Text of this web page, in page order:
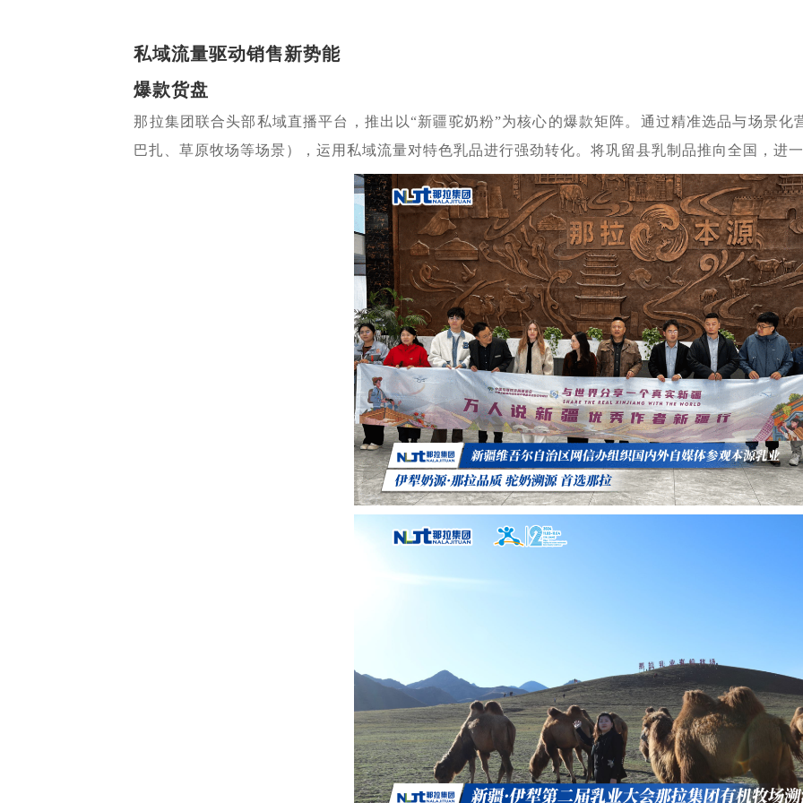
私域流量驱动销售新势能
爆款货盘
那拉集团联合头部私域直播平台，推出以“新疆驼奶粉”为核心的爆款矩阵。通过精准选品与场景
巴扎、草原牧场等场景），运用私域流量对特色乳品进行强劲转化。将巩留县乳制品推向全国，进